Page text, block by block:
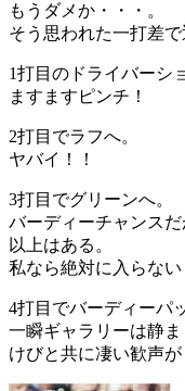
もうダメか・・・。
そう思われた一打差で
1打目のドライバーシ
ますますピンチ！
2打目でラフへ。
ヤバイ！！
3打目でグリーンへ。
バーディーチャンス
以上はある。
私なら絶対に入らない
4打目でバーディーパ
一瞬ギャラリーは静
けびと共に凄い歓声が